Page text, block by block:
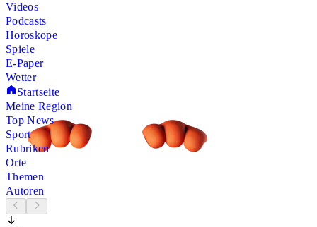
Videos
Podcasts
Horoskope
Spiele
E-Paper
Wetter
Startseite
Meine Region
Top News
Sport
Rubriken
Orte
Themen
Autoren